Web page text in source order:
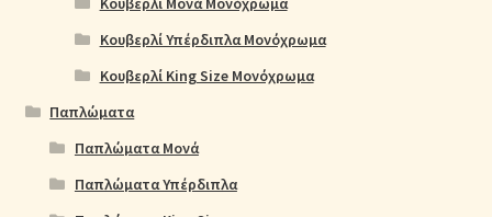
Κουβερλί Υπέρδιπλα Μονόχρωμα
Κουβερλί King Size Μονόχρωμα
Παπλώματα
Παπλώματα Μονά
Παπλώματα Υπέρδιπλα